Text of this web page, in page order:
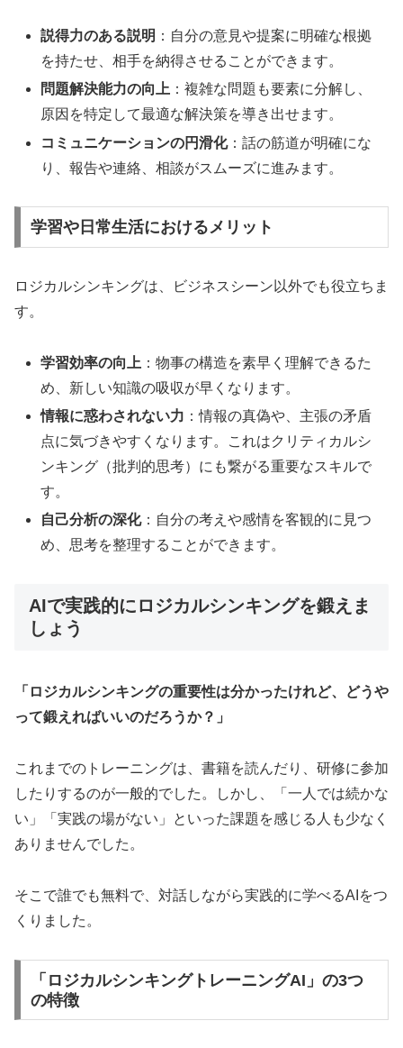
説得力のある説明 ：自分の意見や提案に明確な根拠
を持たせ、相手を納得させることができます。
問題解決能力の向上 ：複雑な問題も要素に分解し、
原因を特定して最適な解決策を導き出せます。
コミュニケーションの円滑化：話の筋道が明確にな
り、報告や連絡、相談がスムーズに進みます。
学習や日常生活におけるメリット
ロジカルシンキングは、ビジネスシーン以外でも役立ちま
す。
学習効率の向上 ：物事の構造を素早く理解できるた
め、新しい知識の吸収が早くなります。
情報に惑わされない力 ：情報の真偽や、主張の矛盾
点に気づきやすくなります。これはクリティカルシ
ンキング（批判的思考）にも繋がる重要なスキルで
す。
自己分析の深化：自分の考えや感情を客観的に見つ
め、思考を整理することができます。
AIで実践的にロジカルシンキングを鍛えま
しょう
「ロジカルシンキングの重要性は分かったけれど、どうや
って鍛えればいいのだろうか？」
これまでのトレーニングは、書籍を読んだり、研修に参加
したりするのが一般的でした。しかし、「一人では続かな
い」「実践の場がない」といった課題を感じる人も少なく
ありませんでした。
そこで誰でも無料で、対話しながら実践的に学べるAIをつ
くりました。
「ロジカルシンキングトレーニングAI」の3つ
の特徴